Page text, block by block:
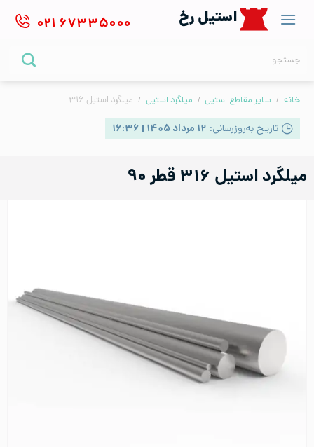
content
استیل رخ ۰۲۱ ۶۷۳۳۵۰۰۰
خانه / سایر مقاطع استیل / میلگرد استیل / میلگرد استیل ۳۱۶
تاریخ به‌روزرسانی: ۱۲ مرداد ۱۴۰۵ | ۱۶:۳۶
میلگرد استیل ۳۱۶ قطر ۹۰